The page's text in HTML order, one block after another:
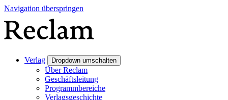
Navigation überspringen
Verlag Dropdown umschalten
Über Reclam
Geschäftsleitung
Programmbereiche
Verlagsgeschichte